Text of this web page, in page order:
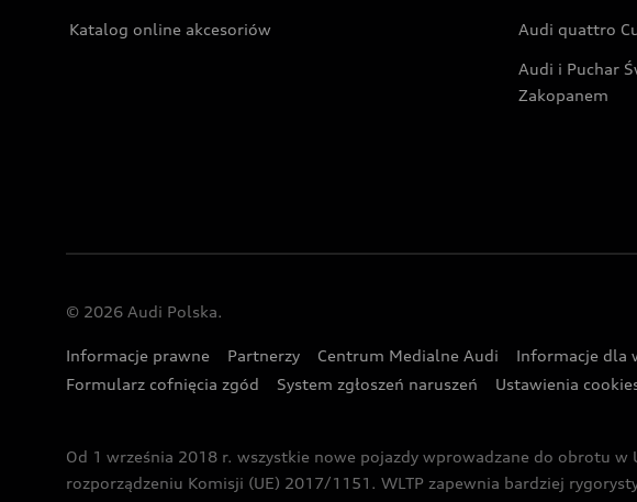
Katalog online akcesoriów Audi quattro
Audi i Puchar
Zakopanem
© 2026 Audi Polska.
Informacje prawne Partnerzy Centrum Medialne Audi Informacje dla
Formularz cofnięcia zgód
System zgłoszeń naruszeń Ustawienia
Od 1 września 2018 r. wszystkie nowe pojazdy wprowadzane do obrotu
rozporządzeniu Komisji (UE) 2017/1151. WLTP zapewnia bardziej